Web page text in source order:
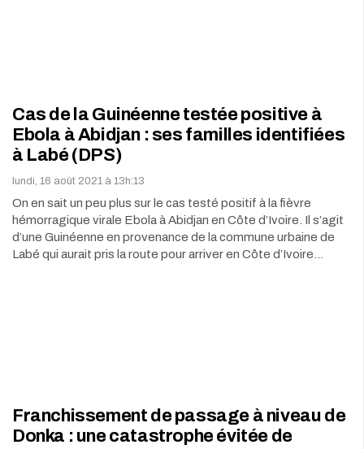
Cas de la Guinéenne testée positive à
Ebola à Abidjan : ses familles identifiées
à Labé (DPS)
lundi, 16 août 2021 à 13h:13
On en sait un peu plus sur le cas testé positif à la fièvre
hémorragique virale Ebola à Abidjan en Côte d’Ivoire. Il s’agit
d’une Guinéenne en provenance de la commune urbaine de
Labé qui aurait pris la route pour arriver en Côte d’Ivoire…
Franchissement de passage à niveau de
Donka : une catastrophe évitée de